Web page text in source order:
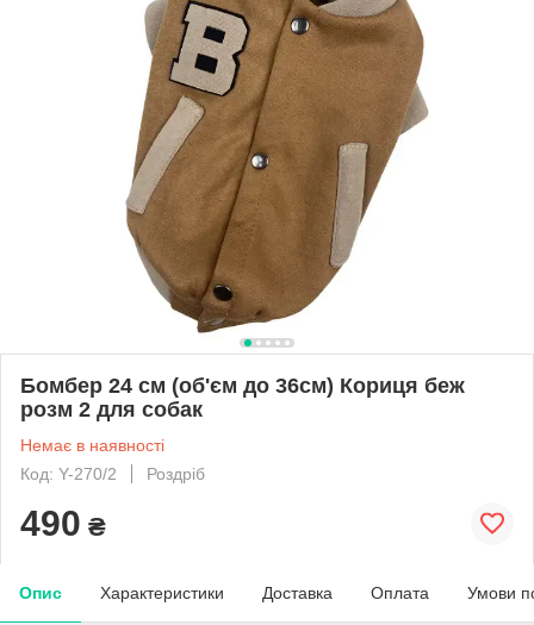
Бомбер 24 см (об'єм до 36см) Кориця беж
розм 2 для собак
Немає в наявності
Код: Y-270/2
Роздріб
490 ₴
Опис Характеристики Доставка Оплата Умови